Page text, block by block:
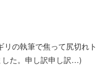
の執筆で焦って尻切れト
した。申し訳申し訳…)